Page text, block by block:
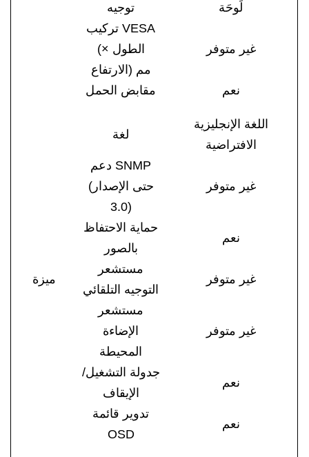
توجيه
لَوحَة
تركيب VESA
(الطول ×
الارتفاع) مم
غير متوفر
مقابض الحمل نعم
ميزة
لغة
اللغة الإنجليزية
الافتراضية
دعم SNMP
(حتى الإصدار
3.0)
غير متوفر
حماية الاحتفاظ
بالصور
نعم
مستشعر
التوجيه التلقائي
غير متوفر
مستشعر
الإضاءة
المحيطة
غير متوفر
جدولة التشغيل/
الإيقاف
نعم
تدوير قائمة
OSD
نعم